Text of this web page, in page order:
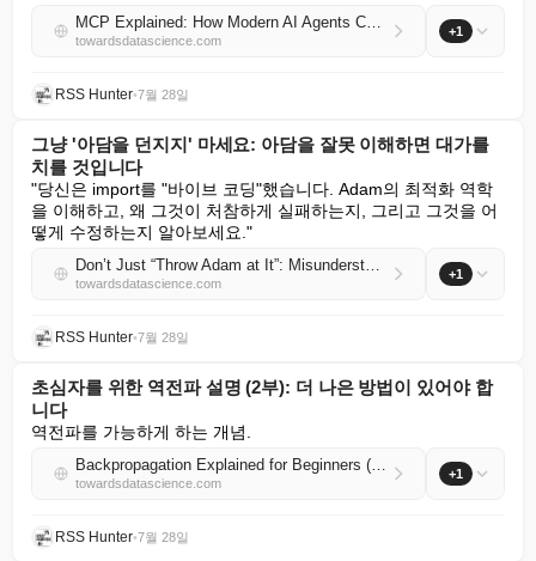
MCP Explained: How Modern AI Agents Connect to the Real World
towardsdatascience.com
+1
RSS Hunter•7월 28일
그냥 '아담을 던지지' 마세요: 아담을 잘못 이해하면 대가를
치를 것입니다
"당신은 import를 "바이브 코딩"했습니다. Adam의 최적화 역학
을 이해하고, 왜 그것이 처참하게 실패하는지, 그리고 그것을 어
떻게 수정하는지 알아보세요."
Don’t Just “Throw Adam at It”: Misunderstanding Adam Will Cost You
towardsdatascience.com
+1
RSS Hunter•7월 28일
초심자를 위한 역전파 설명 (2부): 더 나은 방법이 있어야 합
니다
역전파를 가능하게 하는 개념.
Backpropagation Explained for Beginners (Part 2): There Has to Be a Better Way
towardsdatascience.com
+1
RSS Hunter•7월 28일